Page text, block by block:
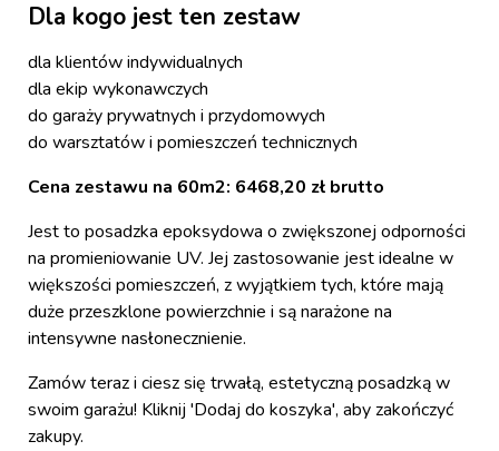
Dla kogo jest ten zestaw
dla klientów indywidualnych
dla ekip wykonawczych
do garaży prywatnych i przydomowych
do warsztatów i pomieszczeń technicznych
Cena zestawu na 60m2: 6468,20 zł brutto
Jest to posadzka epoksydowa o zwiększonej odporności
na promieniowanie UV. Jej zastosowanie jest idealne w
większości pomieszczeń, z wyjątkiem tych, które mają
duże przeszklone powierzchnie i są narażone na
intensywne nasłonecznienie.
Zamów teraz i ciesz się trwałą, estetyczną posadzką w
swoim garażu! Kliknij 'Dodaj do koszyka', aby zakończyć
zakupy.